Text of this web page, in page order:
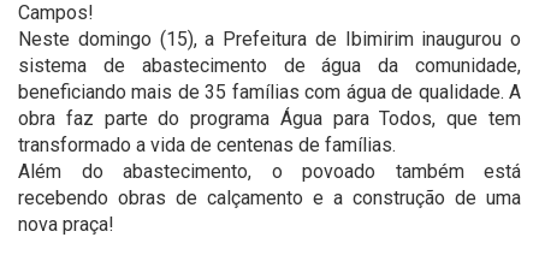
Campos!
Neste domingo (15), a Prefeitura de Ibimirim inaugurou o
sistema de abastecimento de água da comunidade,
beneficiando mais de 35 famílias com água de qualidade. A
obra faz parte do programa Água para Todos, que tem
transformado a vida de centenas de famílias.
Além do abastecimento, o povoado também está
recebendo obras de calçamento e a construção de uma
nova praça!